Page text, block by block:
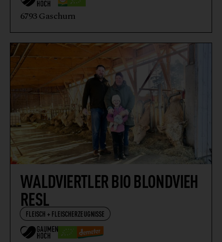
6793 Gaschurn
WALDVIERTLER BIO BLONDVIEH
RESL
FLEISCH + FLEISCHERZEUGNISSE